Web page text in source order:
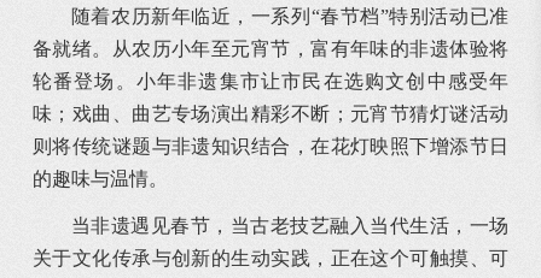
随着农历新年临近，一系列“春节档”特别活动已准
备就绪。从农历小年至元宵节，富有年味的非遗体验将
轮番登场。小年非遗集市让市民在选购文创中感受年
味；戏曲、曲艺专场演出精彩不断；元宵节猜灯谜活动
则将传统谜题与非遗知识结合，在花灯映照下增添节日
的趣味与温情。
当非遗遇见春节，当古老技艺融入当代生活，一场
关于文化传承与创新的生动实践，正在这个可触摸、可